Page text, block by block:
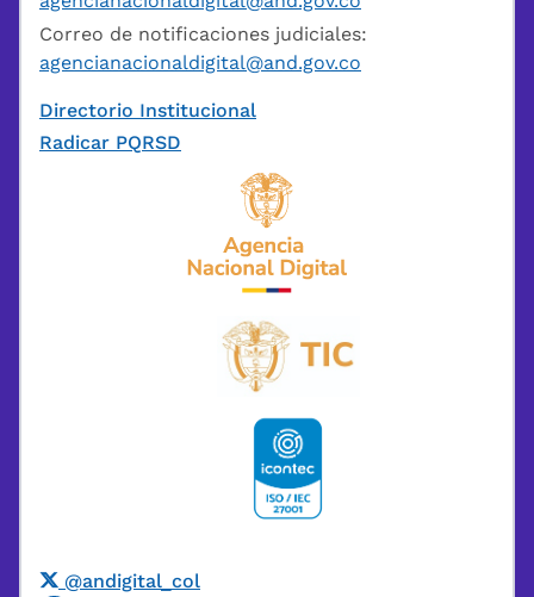
Correo de notificaciones judiciales:
agencianacionaldigital@and.gov.co
Directorio Institucional
Radicar PQRSD
@andigital_col